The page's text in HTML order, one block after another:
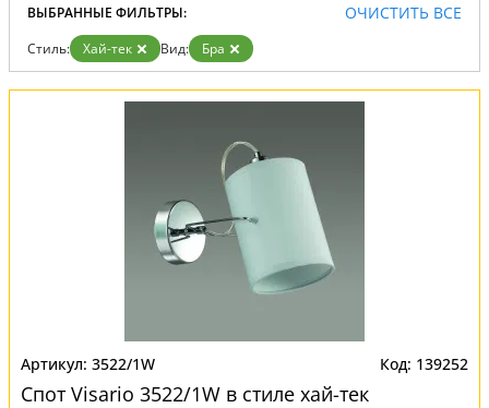
ВЫБРАННЫЕ ФИЛЬТРЫ: ОЧИСТИТЬ ВСЕ
Стиль: Хай-тек Вид: Бра
3522/1W 139252
Спот Visario 3522/1W в стиле хай-тек